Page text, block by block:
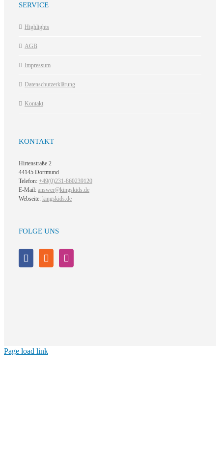
SERVICE
Highlights
AGB
Impressum
Datenschutzerklärung
Kontakt
KONTAKT
Hirtenstraße 2
44145 Dortmund
Telefon: +49(0)231-860239120
E-Mail: answer@kingskids.de
Webseite: kingskids.de
FOLGE UNS
Page load link